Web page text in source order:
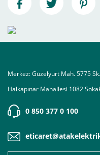
Merkez: Güzelyurt Mah. 5775
Halkapınar Mahallesi 1082
0 850 377 0 100